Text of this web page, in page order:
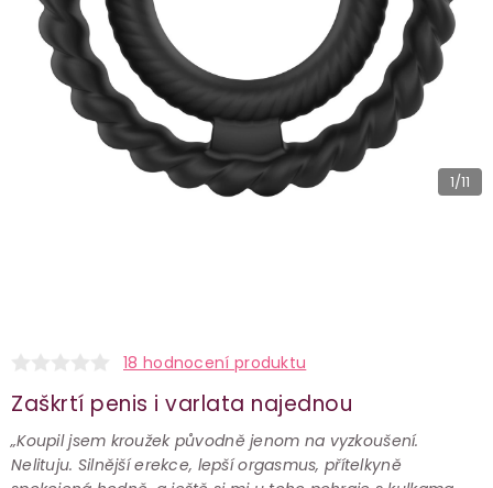
1/11
18 hodnocení produktu
Zaškrtí penis i varlata najednou
„Koupil jsem kroužek původně jenom na vyzkoušení.
Nelituju. Silnější erekce, lepší orgasmus, přítelkyně